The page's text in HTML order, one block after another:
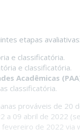
etapas avaliativas:
e classificatória.
e classificatória.
Acadêmicas
classificatória.
prováveis de 20
a 09 abril de 2022
de 2022 via